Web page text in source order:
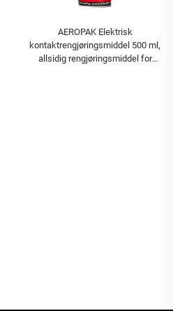
AEROPAK Elektrisk
kontaktrengjøringsmiddel 500 ml,
allsidig rengjøringsmiddel for